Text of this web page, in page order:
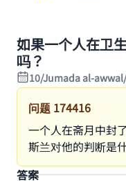
如果一个人在卫
吗？
10/Jumada al-
问题 174416
一个人在斋月中封
斯兰对他的判断是
答案